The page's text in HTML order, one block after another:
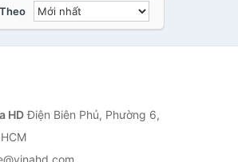
HDĐiện Biên Phủ, Phường 6,